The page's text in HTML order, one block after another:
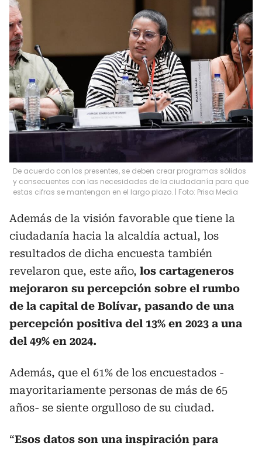
De acuerdo con los presentes, se deben crear programas sólidos
y consecuentes con las necesidades de la ciudadanía para que
estas cifras se mantengan en el largo plazo. | Foto: Prisa Media
Además de la visión favorable que tiene la
ciudadanía hacia la alcaldía actual, los
resultados de dicha encuesta también
revelaron que, este año, los cartageneros
mejoraron su percepción sobre el rumbo
de la capital de Bolívar, pasando de una
percepción positiva del 13% en 2023 a una
del 49% en 2024.
Además, que el 61% de los encuestados -
mayoritariamente personas de más de 65
años- se siente orgulloso de su ciudad.
“Esos datos son una inspiración para